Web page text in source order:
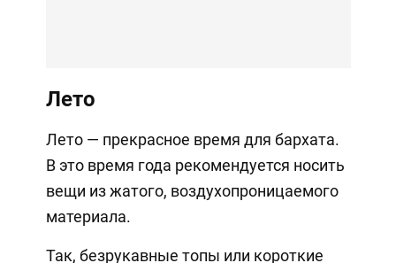
Лето
Лето — прекрасное время для бархата.
В это время года рекомендуется носить
вещи из жатого, воздухопроницаемого
материала.
Так, безрукавные топы или короткие